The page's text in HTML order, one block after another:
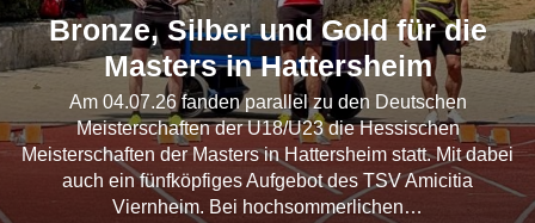
Bronze, Silber und Gold für die
Masters in Hattersheim
Am 04.07.26 fanden parallel zu den Deutschen
Meisterschaften der U18/U23 die Hessischen
Meisterschaften der Masters in Hattersheim statt. Mit dabei
auch ein fünfköpfiges Aufgebot des TSV Amicitia
Viernheim. Bei hochsommerlichen…